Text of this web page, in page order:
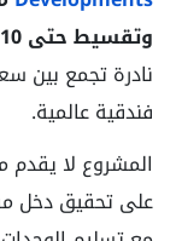
وتقسيط حتى 10 سنوات
نادرة تجمع بين
فندقية عالمية.
المشروع لا يقدم
على تحقيق دخل